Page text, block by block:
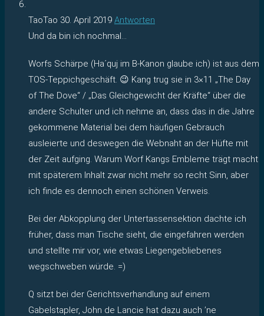
TaoTao 30. April 2019 Antworten
Und da bin ich nochmal…
Worfs Schärpe (Ha´quj im B-Kanon glaube ich) ist aus dem
TOS-Teppichgeschäft. 😉 Kang trug sie in 3×11 „The Day
of The Dove“ / „Das Gleichgewicht der Kräfte“ über die
andere Schulter und ich nehme an, dass das in die Jahre
gekommene Material bei dem häufigen Gebrauch
ausleierte und deswegen die Webnaht an der Hüfte mit
der Zeit aufging. Warum Worf Kangs Embleme trägt macht
mit späterem Inhalt zwar nicht mehr so recht Sinn, aber
ich finde es dennoch einen schönen Verweis.
Bei der Abkopplung der Untertassensektion dachte ich
früher, dass man Tische sieht, die eingefahren werden
und stellte mir vor, wie etwas Liegengebliebenes
wegschweben würde. =)
Q sitzt bei der Gerichtsverhandlung auf einem
Gabelstapler, John de Lancie hat dazu auch ’ne